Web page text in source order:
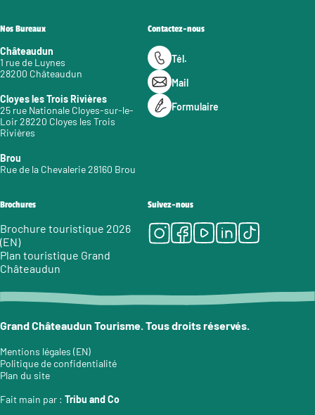
Nos Bureaux
Châteaudun
1 rue de Luynes
28200 Châteaudun
Cloyes les Trois Rivières
25 rue Nationale Cloyes-sur-le-
Loir 28220 Cloyes les Trois
Rivières
Brou
Rue de la Chevalerie 28160 Brou
Contactez-nous
Tél.
Mail
Formulaire
Brochures
Brochure touristique 2026
(EN)
Plan touristique Grand
Châteaudun
Suivez-nous
Instagram
Facebook
Youtube
LinkedIn
Tiktok
Grand Châteaudun Tourisme. Tous droits réservés.
Mentions légales (EN)
Politique de confidentialité
Plan du site
Fait main par : Tribu and Co